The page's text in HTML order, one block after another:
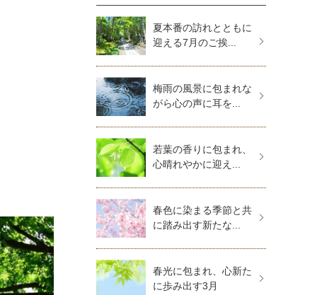
夏本番の訪れとともに
迎える7月のご挨...
梅雨の風景に包まれな
がら心の声に耳を...
若葉の香りに包まれ、
心晴れやかに迎え...
春色に染まる季節と共
に踏み出す新たな...
春光に包まれ、心新た
に歩み出す3月